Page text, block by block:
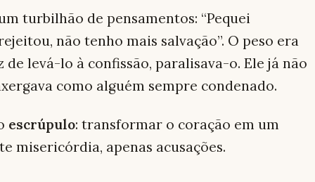
turbilhão de pensamentos: “Pequei
não tenho mais salvação”. O peso era
de levá-lo à confissão, paralisava-o. Ele já não
como alguém sempre condenado.
escrúpulo: transformar o coração em um
misericórdia, apenas acusações.